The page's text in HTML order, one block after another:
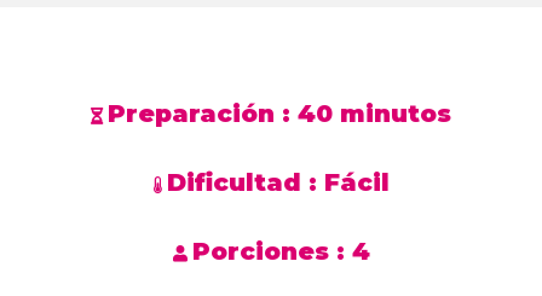
Preparación : 40 minutos
Dificultad : Fácil
Porciones : 4